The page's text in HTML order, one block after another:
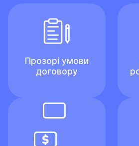
Прозорі умови
договору